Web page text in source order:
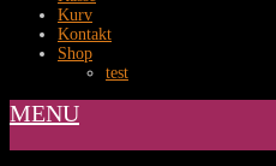
Kurv
Kontakt
Shop
test
MENU